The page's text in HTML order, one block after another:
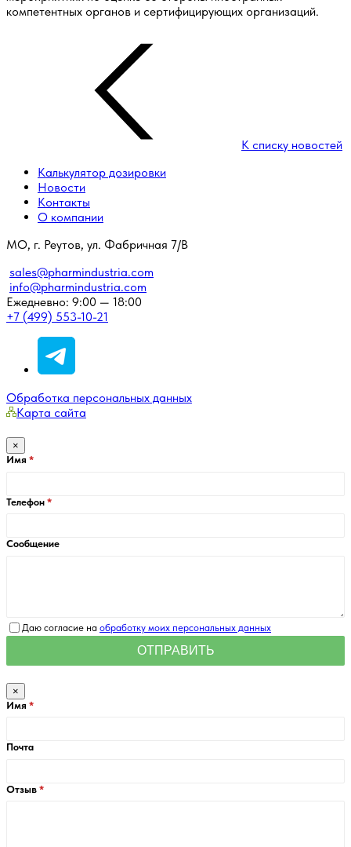
компетентных органов и сертифицирующих организаций.
К списку новостей
Калькулятор дозировки
Новости
Контакты
О компании
МО, г. Реутов, ул. Фабричная 7/В
sales@pharmindustria.com
info@pharmindustria.com
Ежедневно: 9:00 — 18:00
+7 (499) 553-10-21
Обработка персональных данных
Карта сайта
×
Имя
Телефон
Сообщение
Даю согласие на обработку моих персональных данных
×
Имя
Почта
Отзыв